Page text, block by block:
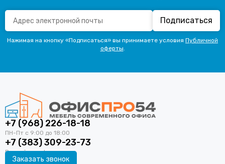
Подписаться
Нажимая на кнопку «Подписаться» вы принимаете условия Публичной
оферты.
+7 (968) 226-18-18
+7 (383) 309-23-73
Заказать звонок